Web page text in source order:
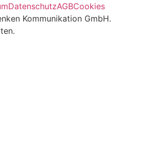
DatenschutzAGBCookies
Kommunikation GmbH.